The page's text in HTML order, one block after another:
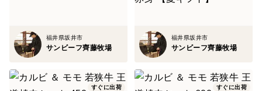
福井県坂井市
サンビーフ齊藤牧場
ト】
福井県坂井市
サンビーフ齊藤牧場
すぐに出荷 すぐに出荷